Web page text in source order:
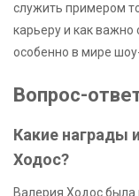
служить примером
карьеру и как важно
особенно в мире
Вопрос-
Какие награды
Ходос?
Валерия Ходос